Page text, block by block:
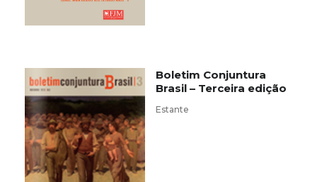
Boletim Conjuntura
Brasil – Terceira edição
Estante